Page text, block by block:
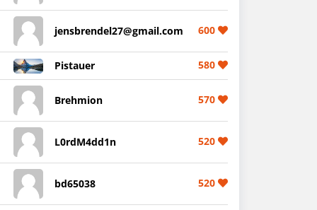
jensbrendel27@gmail.com 600
Pistauer 580
Brehmion 570
L0rdM4dd1n 520
bd65038 520